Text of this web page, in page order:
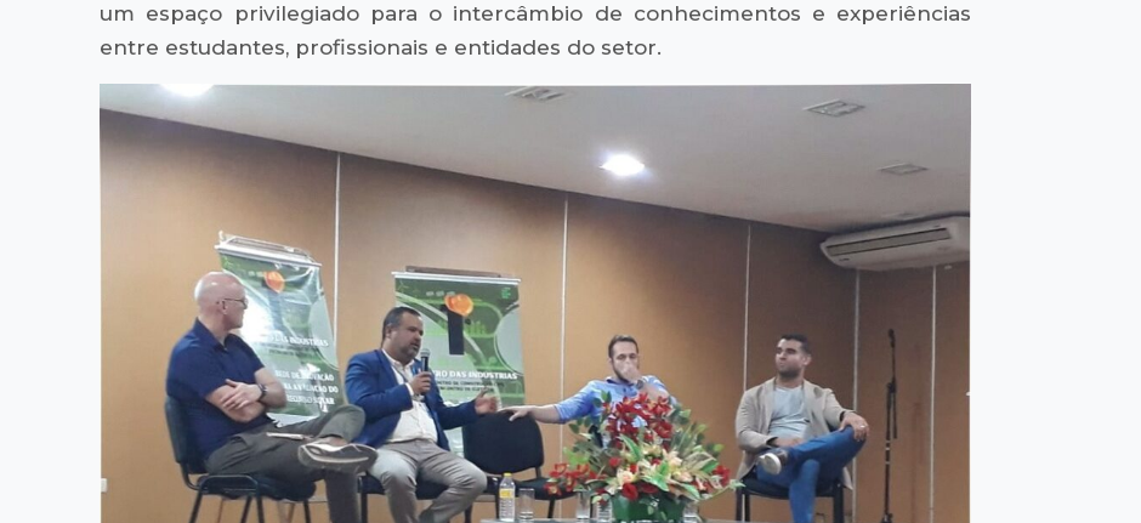
um espaço privilegiado para o intercâmbio de conhecimentos e experiências
entre estudantes, profissionais e entidades do setor.